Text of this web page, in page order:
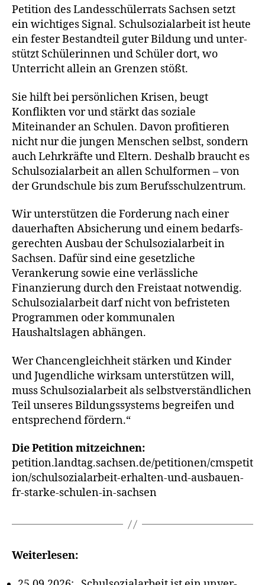
Petition des Landesschülerrats Sachsen setzt
ein wich­ti­ges Signal. Schulsozialarbeit ist heu­te
ein fes­ter Bestandteil guter Bildung und unter­
stützt Schülerinnen und Schüler dort, wo
Unterricht allein an Grenzen stößt.
Sie hilft bei per­sön­li­chen Krisen, beugt
Konflikten vor und stärkt das sozia­le
Miteinander an Schulen. Davon pro­fi­tie­ren
nicht nur die jun­gen Menschen selbst, son­dern
auch Lehrkräfte und Eltern. Deshalb braucht es
Schulsozialarbeit an allen Schulformen – von
der Grundschule bis zum Berufsschulzentrum.
Wir unter­stüt­zen die Forderung nach einer
dau­er­haf­ten Absicherung und einem bedarfs­
ge­rech­ten Ausbau der Schulsozialarbeit in
Sachsen. Dafür sind eine gesetz­li­che
Verankerung sowie eine ver­läss­li­che
Finanzierung durch den Freistaat not­wen­dig.
Schulsozialarbeit darf nicht von befris­te­ten
Programmen oder kom­mu­na­len
Haushaltslagen abhängen.
Wer Chancengleichheit stär­ken und Kinder
und Jugendliche wirk­sam unter­stüt­zen will,
muss Schulsozialarbeit als selbst­ver­ständ­li­chen
Teil unse­res Bildungssystems begrei­fen und
ent­spre­chend fördern.“
Die Petition mit­zeich­nen:
petition.landtag.sachsen.de/petitionen/cmspetit
ion/schulsozialarbeit-erhalten-und-ausbauen-
fr-starke-schulen-in-sachsen
Weiterlesen: